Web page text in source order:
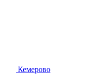
Кемерово